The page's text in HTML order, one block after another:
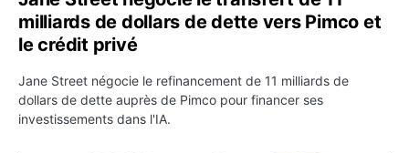
milliards de dollars de dette vers Pimco et
le crédit privé
Jane Street négocie le refinancement de 11 milliards de
dollars de dette auprès de Pimco pour financer ses
investissements dans l'IA.